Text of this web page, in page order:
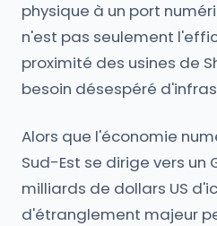
physique à un port
n'est pas seulement
proximité des usines de
besoin désespéré
Alors que l'économie
Sud-Est se dirige vers un
milliards de dollars US
d'étranglement majeur